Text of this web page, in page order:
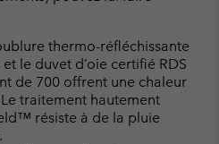
thermo-réfléchissante
le duvet d’oie certifié RDS
de 700 offrent une chaleur
traitement hautement
résiste à de la pluie